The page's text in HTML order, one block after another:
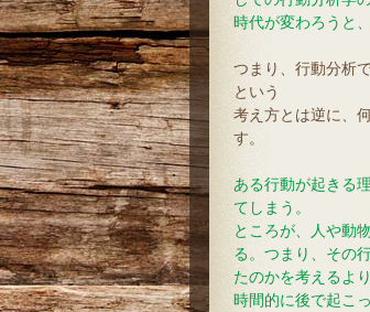
時代が変わろうと
つまり、行動分析
という
考え方とは逆に、
す。
ある行動が起きる
てしまう。
ところが、人や動
る。つまり、その
たのかを考えるよ
時間的に後で起こ